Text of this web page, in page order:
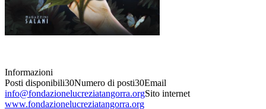
Informazioni
Posti disponibili30Numero di posti30Email
info@fondazionelucreziatangorra.orgSito internet
www.fondazionelucreziatangorra.org